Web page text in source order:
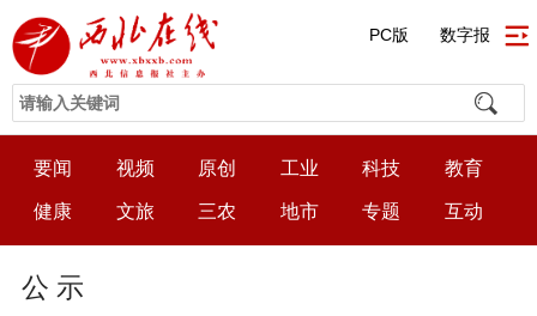
PC版 数字报
要闻 视频 原创 工业 科技 教育
健康 文旅 三农 地市 专题 互动
公 示